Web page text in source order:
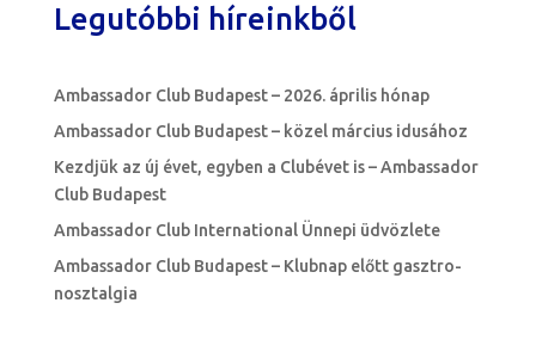
Legutóbbi híreinkből
Ambassador Club Budapest – 2026. április hónap
Ambassador Club Budapest – közel március idusához
Kezdjük az új évet, egyben a Clubévet is – Ambassador
Club Budapest
Ambassador Club International Ünnepi üdvözlete
Ambassador Club Budapest – Klubnap előtt gasztro-
nosztalgia